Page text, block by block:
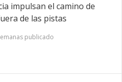
impulsan el camino de
de las pistas
publicado